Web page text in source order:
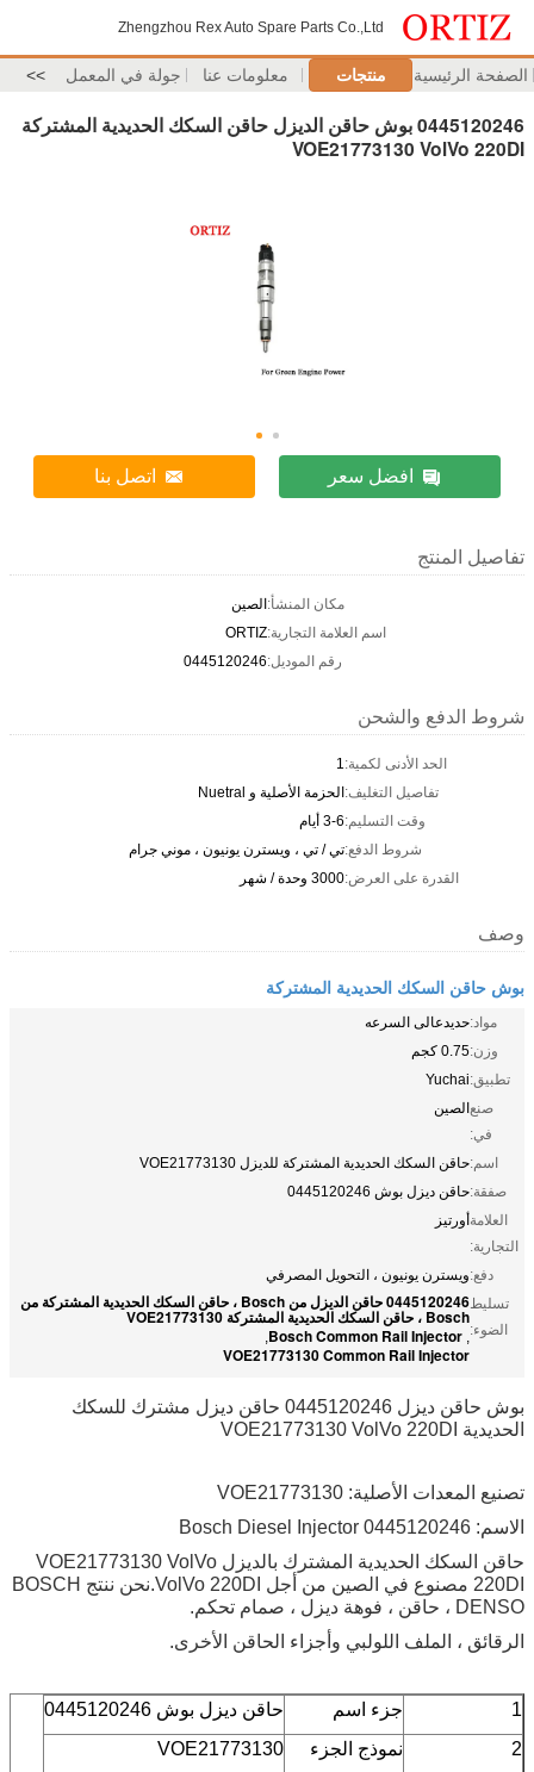
Zhengzhou Rex Auto Spare Parts Co.,Ltd
الصفحة الرئيسية منتجات معلومات عنا جولة في المعمل >>
0445120246 بوش حاقن الديزل حاقن السكك الحديدية المشتركة
VOE21773130 VolVo 220DI
افضل سعر اتصل بنا
تفاصيل المنتج
مكان المنشأ:الصين
اسم العلامة التجارية:ORTIZ
رقم الموديل:0445120246
شروط الدفع والشحن
الحد الأدنى لكمية:1
تفاصيل التغليف:الحزمة الأصلية و Nuetral
وقت التسليم:3-6 أيام
شروط الدفع:تي / تي ، ويسترن يونيون ، موني جرام
القدرة على العرض:3000 وحدة / شهر
وصف
بوش حاقن السكك الحديدية المشتركة
مواد:حديدعالى السرعه
وزن:0.75 كجم
تطبيق:Yuchai
صنع
في:
الصين
اسم:حاقن السكك الحديدية المشتركة للديزل VOE21773130
صفقة:حاقن ديزل بوش 0445120246
العلامة
التجارية:
أورتيز
دفع:ويسترن يونيون ، التحويل المصرفي
تسليط
الضوء:
0445120246 حاقن الديزل من Bosch ، حاقن السكك الحديدية المشتركة من
Bosch ، حاقن السكك الحديدية المشتركة VOE21773130
,
Bosch Common Rail Injector
,
VOE21773130 Common Rail Injector
بوش حاقن ديزل 0445120246 حاقن ديزل مشترك للسكك
الحديدية VOE21773130 VolVo 220DI
تصنيع المعدات الأصلية: VOE21773130
الاسم: Bosch Diesel Injector 0445120246
حاقن السكك الحديدية المشترك بالديزل VOE21773130 VolVo
220DI مصنوع في الصين من أجل VolVo 220DI.نحن ننتج BOSCH
DENSO ، حاقن ، فوهة ديزل ، صمام تحكم.
الرقائق ، الملف اللولبي وأجزاء الحاقن الأخرى.
1 جزء اسم
حاقن ديزل بوش 0445120246
2
نموذج الجزء
VOE21773130